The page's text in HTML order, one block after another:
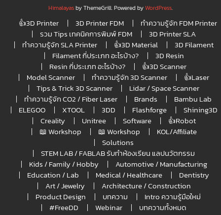
Himalayasby ThemeGrill. Powered byWordPress.
👍3D Printer 3D Printer FDM
ทำความรู้จัก FDM Printer
รวม Tips เทคนิคการพิมพ์ FDM
3D Printer SLA
ทำความรู้จัก SLA Printer
👍3D Material
3D Filament
Filament กี่ประเภท อะไรบ้าง?
3D Resin
Resin กี่ประเภท อะไรบ้าง?
👍3D Scanner
Model Scanner
ทำความรู้จัก 3D Scanner
👍Laser
Tips & Trick 3D Scanner
Lidar / Space Scanner
ทำความรู้จัก CO2 / Fiber Laser
Brands
Bambu Lab
ELEGOO
XTOOL 3DD Flashforge
Shining3D
Creality
Unitree Software
👍Robot
📖 Workshop
📖 Workshop
KOL/Affiliate
Solutions
STEM LAB / FABLAB รับทำห้องเรียน แลปนวัตกรรม
Kids / Family / Hobby
Automotive / Manufacturing
Education / Lab
Medical / Healthcare
Dentistry
Art / Jewelry
Architecture / Construction
Product Design
บทความ
Intro ความรู้มือใหม่
#FreeDD
Webinar
บทความทั้งหมด